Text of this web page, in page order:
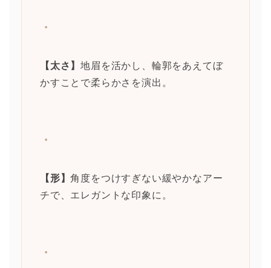
・
【太さ】地眉を活かし、輪郭をあえてぼ
かすことで柔らかさを演出。
・
【形】角度をつけすぎない緩やかなアー
チで、エレガントな印象に。
・